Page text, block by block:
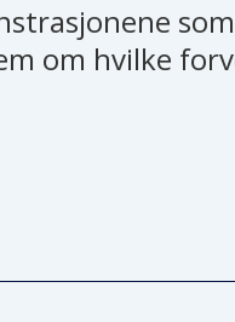
om hvilke